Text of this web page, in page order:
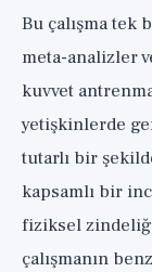
Bu çalışma tek
meta-analizler
kuvvet
yetişkinlerde
tutarlı bir
kapsamlı bir
fiziksel
çalışmanın